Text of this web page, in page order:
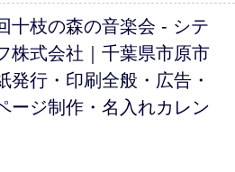
十枝の森の音楽会 - シテ
株式会社｜千葉県市原市
発行・印刷全般・広告・
ージ制作・名入れカレン